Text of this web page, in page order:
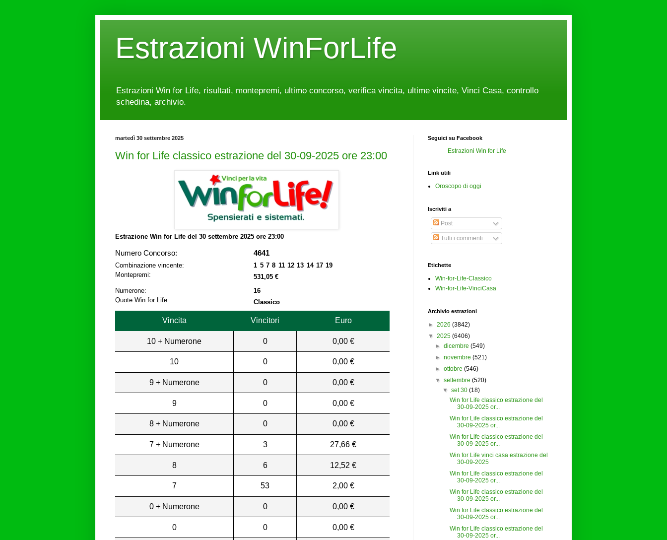
Estrazioni WinForLife
Estrazioni Win for Life, risultati, montepremi, ultimo concorso, verifica vincita, ultime vincite, Vinci Casa, controllo
schedina, archivio.
martedì 30 settembre 2025
Win for Life classico estrazione del 30-09-2025 ore 23:00
Estrazione Win for Life del 30 settembre 2025 ore 23:00
Numero Concorso: 4641
Combinazione vincente:
1 5 7 8 11 12 13 14 17 19
Montepremi:
531,05 €
Numerone:
16
Quote Win for Life
Classico
Vincita Vincitori Euro
10 + Numerone 0 0,00 €
10 0 0,00 €
9 + Numerone 0 0,00 €
9 0 0,00 €
8 + Numerone 0 0,00 €
7 + Numerone 3 27,66 €
8 6 12,52 €
7 53 2,00 €
0 + Numerone 0 0,00 €
0 0 0,00 €
Seguici su Facebook
Estrazioni Win for Life
Link utili
Oroscopo di oggi
Iscriviti a
Post
Tutti i commenti
Etichette
Win-for-Life-Classico
Win-for-Life-VinciCasa
Archivio estrazioni
► 2026 (3842)
▼ 2025 (6406)
►dicembre (549)
►novembre (521)
►ottobre (546)
▼ settembre (520)
▼ set 30 (18)
Win for Life classico estrazione del
30-09-2025 or...
Win for Life classico estrazione del
30-09-2025 or...
Win for Life classico estrazione del
30-09-2025 or...
Win for Life vinci casa estrazione del
30-09-2025
Win for Life classico estrazione del
30-09-2025 or...
Win for Life classico estrazione del
30-09-2025 or...
Win for Life classico estrazione del
30-09-2025 or...
Win for Life classico estrazione del
30-09-2025 or...